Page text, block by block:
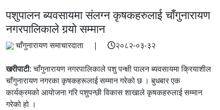
पशुपालन ब्यवसायमा संलग्न कृषकहरुलाई चाँगुनारायण
नगरपालिकाले गर्‍यो सम्मान
चाँगुनारायण समाचारदाता | २०८२-०३-३२
खरीपाटी: चाँगुनारायण नगरपालिकाले पशु पन्क्षी पालन ब्यवसायमा क्रियाशील
चाँगुनारायण नगरका कृषकहरूलाई सम्मान गरेको छ । बुधबार एक
कार्यक्रमको आयोजना गरि पशुपन्छी विकास शाखाले कृषकहरुलाई सम्मान
गरेको हो ।